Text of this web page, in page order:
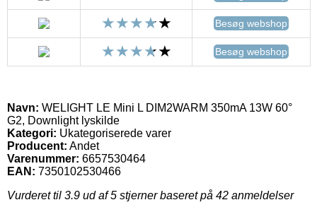
Besøg webshop
Besøg webshop
Navn: WELIGHT LE Mini L DIM2WARM 350mA 13W 60°
G2, Downlight lyskilde
Kategori: Ukategoriserede varer
Producent: Andet
Varenummer: 6657530464
EAN: 7350102530466
Vurderet til 3.9 ud af 5 stjerner baseret på 42 anmeldelser